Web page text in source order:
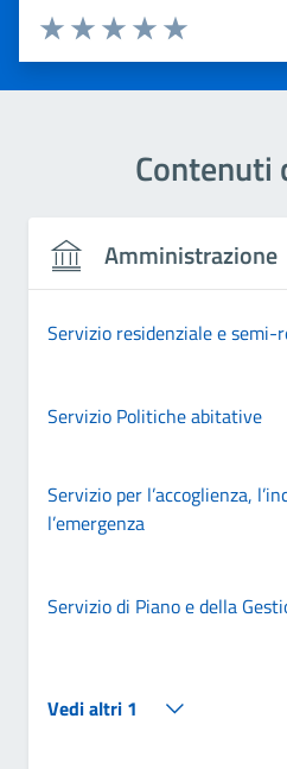
Valuta 5 stelle
Valuta 4 stelle su 5
Valuta 3 stelle su 5
Valuta 2 stelle su 5
Valuta 1 stelle su 5
Contenuti
Amministrazione
Servizio residenziale e semi-
Servizio Politiche abitative
Servizio per l’accoglienza,
l’emergenza
Servizio di Piano e della
Vedi altri 1